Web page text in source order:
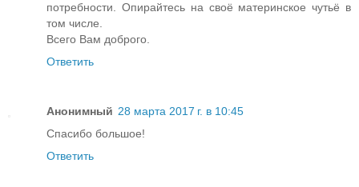
потребности. Опирайтесь на своё материнское чутьё в
том числе.
Всего Вам доброго.
Ответить
Анонимный 28 марта 2017 г. в 10:45
Спасибо большое!
Ответить